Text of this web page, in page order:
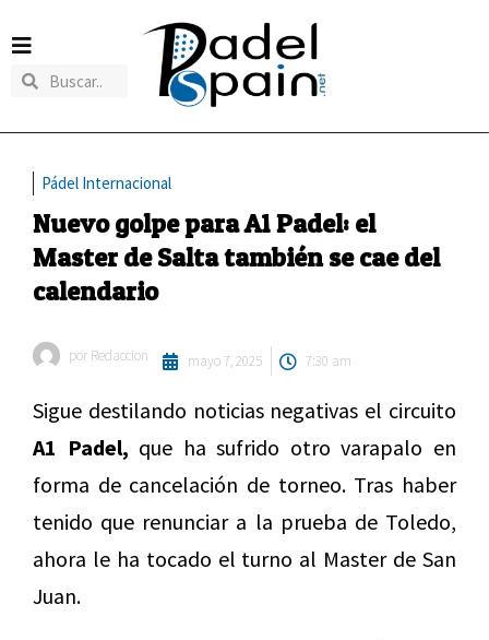
Pádel Internacional
Nuevo golpe para A1 Padel: el
Master de Salta también se cae del
calendario
por Redaccion mayo 7, 2025 7:30 am
Sigue destilando noticias negativas el circuito
A1 Padel, que ha sufrido otro varapalo en
forma de cancelación de torneo. Tras haber
tenido que renunciar a la prueba de Toledo,
ahora le ha tocado el turno al Master de San
Juan.